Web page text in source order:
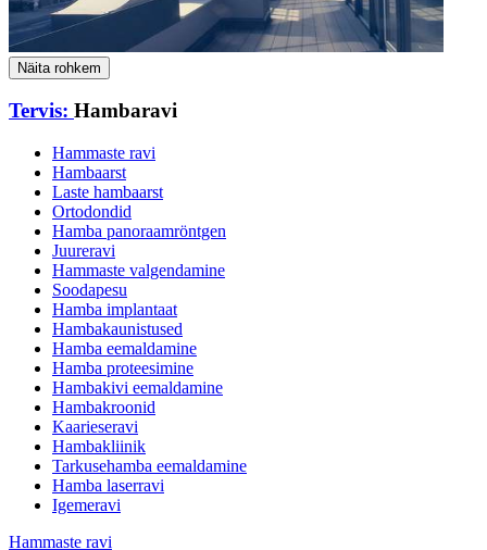
Näita rohkem
Tervis: Hambaravi
Hammaste ravi
Hambaarst
Laste hambaarst
Ortodondid
Hamba panoraamröntgen
Juureravi
Hammaste valgendamine
Soodapesu
Hamba implantaat
Hambakaunistused
Hamba eemaldamine
Hamba proteesimine
Hambakivi eemaldamine
Hambakroonid
Kaarieseravi
Hambakliinik
Tarkusehamba eemaldamine
Hamba laserravi
Igemeravi
Hammaste ravi